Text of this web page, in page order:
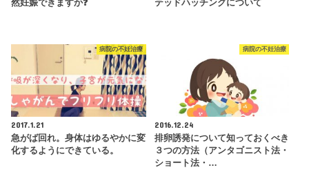
然妊娠できますか❓
テッドハッチングについて
病院の不妊治療
2017.1.21
急がば回れ。身体はゆるやかに変
化するようにできている。
病院の不妊治療
2016.12.24
排卵誘発について知っておくべき
３つの方法（アンタゴニスト法・
ショート法・…